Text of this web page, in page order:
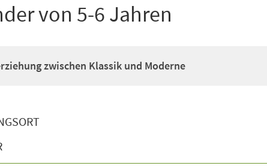
von 5-6 Jahren
zwischen Klassik und Moderne